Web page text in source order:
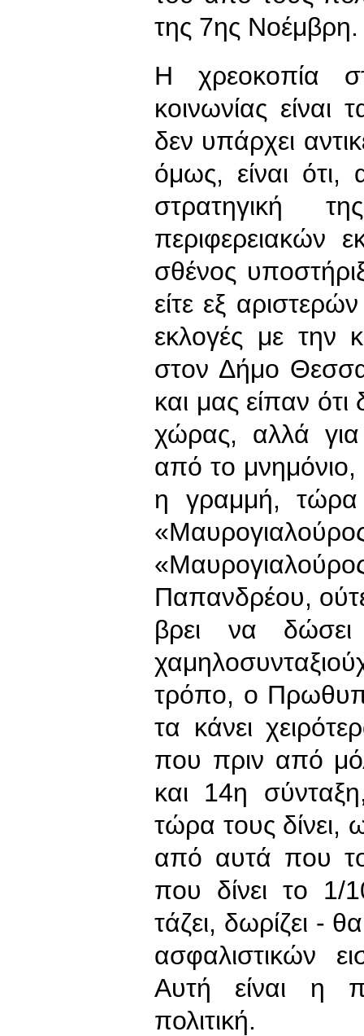
της 7ης Νοέμβρη.
Η χρεοκοπία
κοινωνίας είναι
δεν υπάρχει
όμως, είναι
στρατηγική
περιφερειακών
σθένος
είτε εξ
εκλογές με την
στον Δήμο
και μας είπαν
χώρας, αλλά
από το
η γραμμή, τώρα
Παπανδρέου,
βρει να
τρόπο, ο
τα κάνει
που πριν από
και 14η
τώρα τους δίνει,
από αυτά που
που δίνει το
τάζει, δωρίζει -
ασφαλιστικών
Αυτή είναι η
πολιτική.